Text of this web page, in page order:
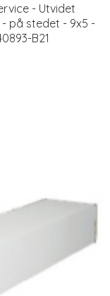
- Utvidet
på stedet - 9x5 -
B21